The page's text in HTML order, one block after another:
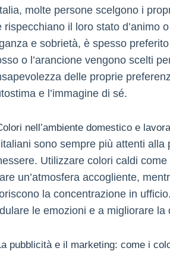
molte persone scelgono i
rispecchiano il loro stato d’animo
e sobrietà, è spesso
o l’arancione vengono scelti
delle proprie
e l’immagine di sé.
nell’ambiente domestico e
sono sempre più attenti
Utilizzare colori caldi
un’atmosfera accogliente,
la concentrazione in
le emozioni e a migliorare
pubblicità e il marketing: come i